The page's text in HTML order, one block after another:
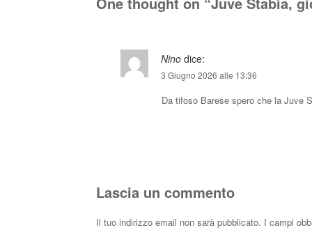
Nino dice:
3 Giugno 2026 alle 13:36
Da tifoso Barese spero che la Juve
Lascia un commento
Il tuo indirizzo email non sarà pubblicato. I campi